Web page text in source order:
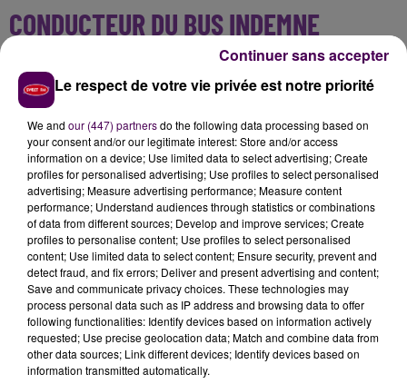
CONDUCTEUR DU BUS INDEMNE
Le bilan fait état d'une victime"légèrement blessée":
l'automobiliste, une femme de 40 ans. Le
conducteur de la Setram, lui, est indemne et son
véhicule était vide tout passager au moment du choc.
Les faits auront mobilisé huit sapeurs-pompiers.
À LA UNE
Le respect de votre vie privée est notre priorité
We and our (447) partnersdo the following data processing based on
your consent and/or our legitimate interest: Store and/or access
information on a device; Use limited data to select advertising; Create
profiles for personalised advertising; Use profiles to select personalised
advertising; Measure advertising performance; Measure content
performance; Understand audiences through statistics or combinations
of data from different sources; Develop and improve services; Create
profiles to personalise content; Use profiles to select personalised
content; Use limited data to select content; Ensure security, prevent and
detect fraud, and fix errors; Deliver and present advertising and content;
Save and communicate privacy choices. These technologies may
process personal data such as IP address and browsing data to offer
following functionalities: Identify devices based on information actively
requested; Use precise geolocation data; Match and combine data from
other data sources; Link different devices; Identify devices based on
information transmitted automatically.
Continuer sans accepter